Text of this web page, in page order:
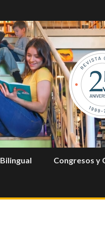
Bilingual Congresos y